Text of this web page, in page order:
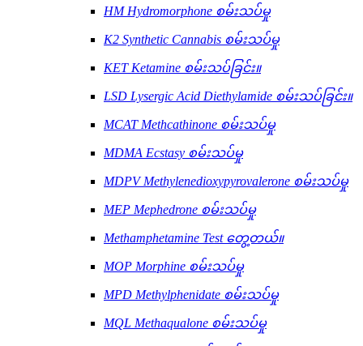
HM Hydromorphone စမ်းသပ်မှု
K2 Synthetic Cannabis စမ်းသပ်မှု
KET Ketamine စမ်းသပ်ခြင်း။
LSD Lysergic Acid Diethylamide စမ်းသပ်ခြင်း။
MCAT Methcathinone စမ်းသပ်မှု
MDMA Ecstasy စမ်းသပ်မှု
MDPV Methylenedioxypyrovalerone စမ်းသပ်မှု
MEP Mephedrone စမ်းသပ်မှု
Methamphetamine Test တွေ့တယ်။
MOP Morphine စမ်းသပ်မှု
MPD Methylphenidate စမ်းသပ်မှု
MQL Methaqualone စမ်းသပ်မှု